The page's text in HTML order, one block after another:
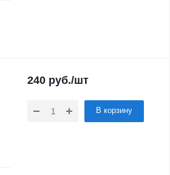
240 руб./шт
В корзину